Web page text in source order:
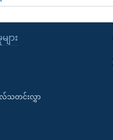
ျား
လ်သတင်းလွှာ